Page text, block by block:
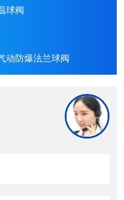
球阀
动防爆法兰球阀